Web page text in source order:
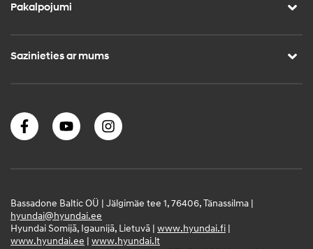
Pakalpojumi
Sazinieties ar mums
Bassadone Baltic OÜ | Jälgimäe tee 1, 76406, Tänassilma |
hyundai@hyundai.ee
Hyundai Somijā, Igaunijā, Lietuvā | www.hyundai.fi |
www.hyundai.ee | www.hyundai.lt